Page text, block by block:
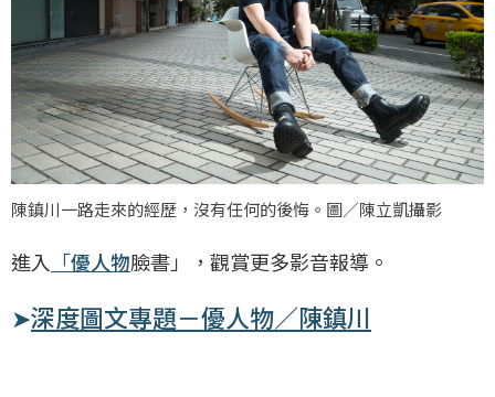
陳鎮川一路走來的經歷，沒有任何的後悔。圖／陳立凱攝影
進入 「優人物臉書」，觀賞更多影音報導。
➤深度圖文專題－優人物／陳鎮川